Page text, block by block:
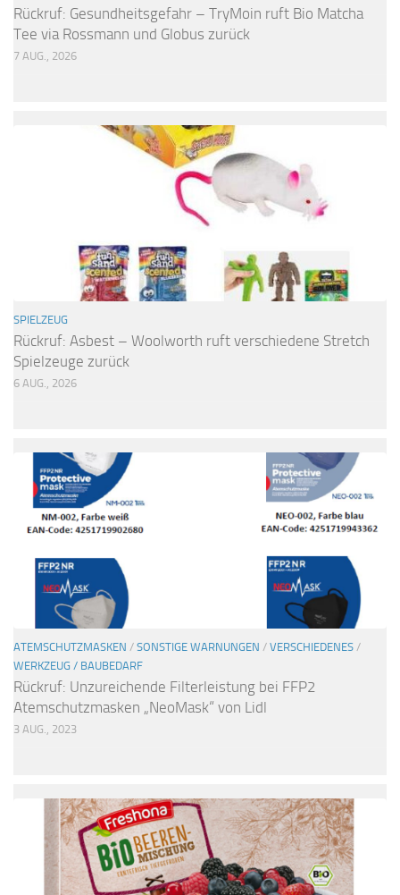
Rückruf: Gesundheitsgefahr – TryMoin ruft Bio Matcha
Tee via Rossmann und Globus zurück
7 AUG., 2026
SPIELZEUG
Rückruf: Asbest – Woolworth ruft verschiedene Stretch
Spielzeuge zurück
6 AUG., 2026
ATEMSCHUTZMASKEN / SONSTIGE WARNUNGEN / VERSCHIEDENES /
WERKZEUG / BAUBEDARF
Rückruf: Unzureichende Filterleistung bei FFP2
Atemschutzmasken „NeoMask“ von Lidl
3 AUG., 2023